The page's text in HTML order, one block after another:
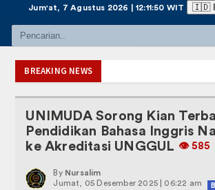
Jum'at, 7 Agustus 2026 | 12:11:50 WIT 🇮🇩
BREAKING NEWS
UNIMUDA Sorong Kian
Pendidikan Bahasa Inggris
ke Akreditasi UNGGUL 👁️️ 585
By Nursalim
Jumat, 05 Desember 2025 | 06:22 am